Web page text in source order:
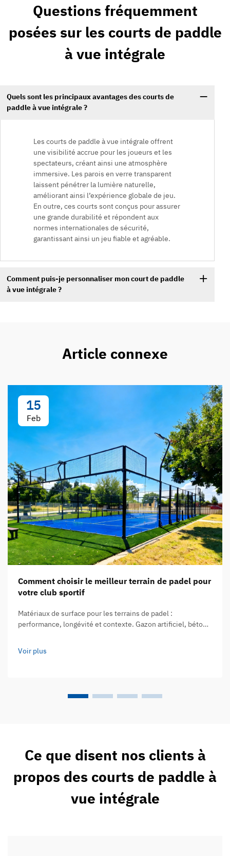
Questions fréquemment
posées sur les courts de paddle
à vue intégrale
Quels sont les principaux avantages des courts de
paddle à vue intégrale ?
Les courts de paddle à vue intégrale offrent
une visibilité accrue pour les joueurs et les
spectateurs, créant ainsi une atmosphère
immersive. Les parois en verre transparent
laissent pénétrer la lumière naturelle,
améliorant ainsi l’expérience globale de jeu.
En outre, ces courts sont conçus pour assurer
une grande durabilité et répondent aux
normes internationales de sécurité,
garantissant ainsi un jeu fiable et agréable.
Comment puis-je personnaliser mon court de paddle
à vue intégrale ?
Article connexe
15
Feb
Comment choisir le meilleur terrain de padel pour
votre club sportif
Matériaux de surface pour les terrains de padel :
performance, longévité et contexte. Gazon artificiel, béton
différence en ce qui concerne la manière dont les joueurs…
Voir plus
Ce que disent nos clients à
propos des courts de paddle à
vue intégrale